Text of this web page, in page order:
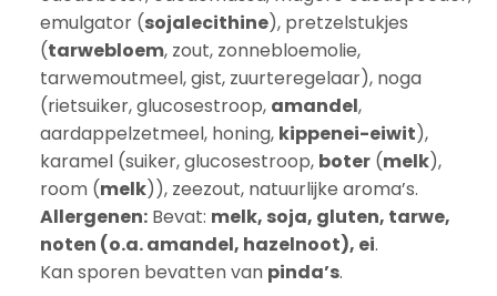
emulgator (sojalecithine), pretzelstukjes
(tarwebloem, zout, zonnebloemolie,
tarwemoutmeel, gist, zuurteregelaar), noga
(rietsuiker, glucosestroop, amandel,
aardappelzetmeel, honing, kippenei-eiwit),
karamel (suiker, glucosestroop, boter(melk),
room (melk)), zeezout, natuurlijke aroma’s.
Allergenen:Bevat: melk, soja, gluten, tarwe,
noten (o.a. amandel, hazelnoot), ei.
Kan sporen bevatten van pinda’s.